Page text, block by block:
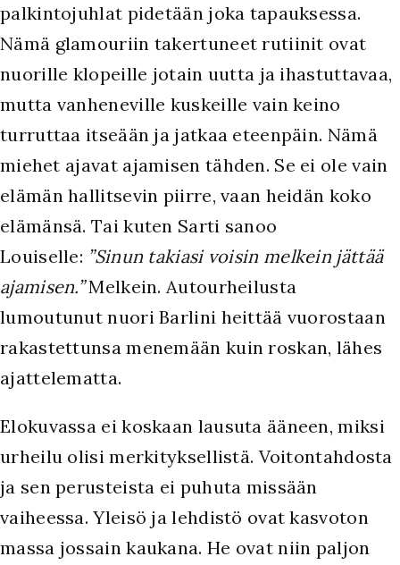
palkintojuhlat pidetään joka tapauksessa.
Nämä glamouriin takertuneet rutiinit ovat
nuorille klopeille jotain uutta ja ihastuttavaa,
mutta vanheneville kuskeille vain keino
turruttaa itseään ja jatkaa eteenpäin. Nämä
miehet ajavat ajamisen tähden. Se ei ole vain
elämän hallitsevin piirre, vaan heidän koko
elämänsä. Tai kuten Sarti sanoo
Louiselle: ”Sinun takiasi voisin melkein jättää
ajamisen.”Melkein. Autourheilusta
lumoutunut nuori Barlini heittää vuorostaan
rakastettunsa menemään kuin roskan, lähes
ajattelematta.
Elokuvassa ei koskaan lausuta ääneen, miksi
urheilu olisi merkityksellistä. Voitontahdosta
ja sen perusteista ei puhuta missään
vaiheessa. Yleisö ja lehdistö ovat kasvoton
massa jossain kaukana. He ovat niin paljon